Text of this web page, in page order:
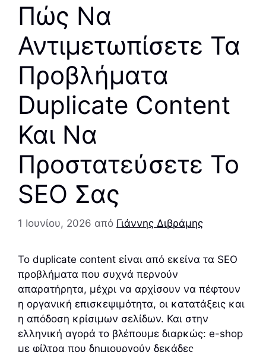
Πώς Να
Αντιμετωπίσετε Τα
Προβλήματα
Duplicate Content
Και Να
Προστατεύσετε Το
SEO Σας
1 Ιουνίου, 2026 από Γιάννης Διβράμης
Το duplicate content είναι από εκείνα τα SEO
προβλήματα που συχνά περνούν
απαρατήρητα, μέχρι να αρχίσουν να πέφτουν
η οργανική επισκεψιμότητα, οι κατατάξεις και
η απόδοση κρίσιμων σελίδων. Και στην
ελληνική αγορά το βλέπουμε διαρκώς: e-shop
με φίλτρα που δημιουργούν δεκάδες